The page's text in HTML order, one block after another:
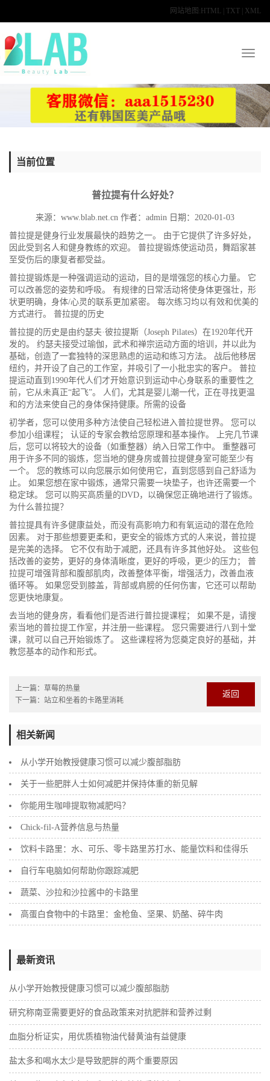
网站地图: HTML TXT XML
当前位置
普拉提有什么好处？
来源：www.blab.net.cn 作者： admin 日期：2020-01-03
普拉提是健身行业发展最快的趋势之一。 由于它提供了许多好处，
因此受到名人和健身教练的欢迎。 普拉提锻炼使运动员，舞蹈家甚
至受伤后的康复者都受益。
普拉提锻炼是一种强调运动的运动，目的是增强您的核心力量。 它
可以改善您的姿势和呼吸。 有规律的日常活动将使身体更强壮，形
状更明确，身体/心灵的联系更加紧密。 每次练习均以有效和优美的
方式进行。 普拉提的历史
普拉提的历史是由约瑟夫·彼拉提斯（Joseph Pilates）在1920年代开
发的。 约瑟夫接受过瑜伽，武术和禅宗运动方面的培训，并以此为
基础，创造了一套独特的深思熟虑的运动和练习方法。 战后他移居
纽约，并开设了自己的工作室，并吸引了一小批忠实的客户。 普拉
提运动直到1990年代人们才开始意识到运动中心身联系的重要性之
前，它从未真正“起飞”。 人们，尤其是婴儿潮一代，正在寻找更温
和的方法来使自己的身体保持健康。 所需的设备
初学者，您可以使用多种方法使自己轻松进入普拉提世界。 您可以
参加小组课程； 认证的专家会教给您原理和基本操作。 上完几节课
后，您可以将较大的设备（如重整器）纳入日常工作中。 重整器可
用于许多不同的锻炼，您当地的健身房或普拉提健身室可能至少有
一个。 您的教练可以向您展示如何使用它，直到您感到自己舒适为
止。 如果您想在家中锻炼，通常只需要一块垫子，也许还需要一个
稳定球。 您可以购买高质量的DVD，以确保您正确地进行了锻炼。
为什么普拉提？
普拉提具有许多健康益处，而没有高影响力和有氧运动的潜在危险
因素。 对于那些想要更柔和，更安全的锻炼方式的人来说，普拉提
是完美的选择。 它不仅有助于减肥，还具有许多其他好处。 这些包
括改善的姿势，更好的身体清晰度，更好的呼吸，更少的压力； 普
拉提可增强背部和腹部肌肉，改善整体平衡，增强活力，改善血液
循环等。 如果您受到膝盖，背部或肩膀的任何伤害，它还可以帮助
您更快地康复。
去当地的健身房，看看他们是否进行普拉提课程； 如果不是，请搜
索当地的普拉提工作室，并注册一些课程。 您只需要进行八到十堂
课，就可以自己开始锻炼了。 这些课程将为您奠定良好的基础，并
教您基本的动作和形式。
上一篇： 草莓的热量
下一篇： 站立和坐着的卡路里消耗
返回
相关新闻
从小学开始教授健康习惯可以减少腹部脂肪
关于一些肥胖人士如何减肥并保持体重的新见解
你能用生咖啡提取物减肥吗？
Chick-fil-A营养信息与热量
饮料卡路里：水、可乐、零卡路里苏打水、能量饮料和佳得乐
自行车电脑如何帮助你跟踪减肥
蔬菜、沙拉和沙拉酱中的卡路里
高蛋白食物中的卡路里：金枪鱼、坚果、奶酪、碎牛肉
最新资讯
从小学开始教授健康习惯可以减少腹部脂肪
研究称南亚需要更好的食品政策来对抗肥胖和营养过剩
血脂分析证实，用优质植物油代替黄油有益健康
盐太多和喝水太少是导致肥胖的两个重要原因